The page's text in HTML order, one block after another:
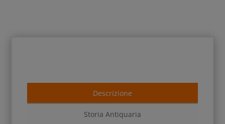
Descrizione
Storia Antiquaria